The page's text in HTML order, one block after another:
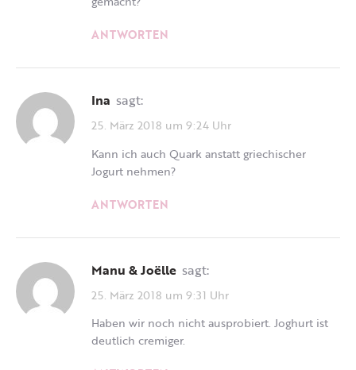
ANTWORTEN
Ina sagt:
25. März 2018 um 9:24 Uhr
Kann ich auch Quark anstatt griechischer
Jogurt nehmen?
ANTWORTEN
Manu & Joëlle sagt:
25. März 2018 um 9:31 Uhr
Haben wir noch nicht ausprobiert. Joghurt ist
deutlich cremiger.